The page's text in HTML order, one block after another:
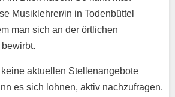
Musiklehrer/in in Todenbüttel
man sich an der örtlichen
aktuellen Stellenangebote
es sich lohnen, aktiv nachzufragen.